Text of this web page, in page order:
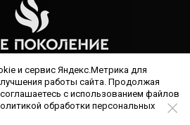
ЦЕРКОВЬ ХРИСТИАН ВЕРЫ ЕВАНГЕЛЬСКОЙ
ПОКОЛЕНИЕ Г.БЛАГОВЕЩЕНСКА, ОГРН
Министерства юстиции 30 00689, за
и сервис Яндекс.Метрика для
работы сайта. Продолжая
с использованием файлов
обработки персональных